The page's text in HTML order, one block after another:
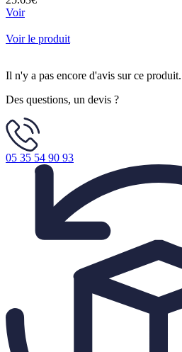
Voir
Voir le produit
Il n'y a pas encore d'avis sur ce produit.
Des questions, un devis ?
05 35 54 90 93